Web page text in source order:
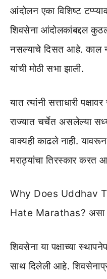
आंदोलन एका विशिष्ट
शिवसेना आंदोलकांबद्दल
नसल्याचे दिसत आहे. काल
यांची मोठी सभा झाली.
यात त्यांनी सत्ताधारी
राज्यात चर्चेत असलेल्या
वाक्यही काढले नाही.
मराठ्यांचा तिरस्कार करत
Why Does Uddhav
Hate Marathas? असा
शिवसेना या पक्षाच्या
साथ दिलेली आहे.